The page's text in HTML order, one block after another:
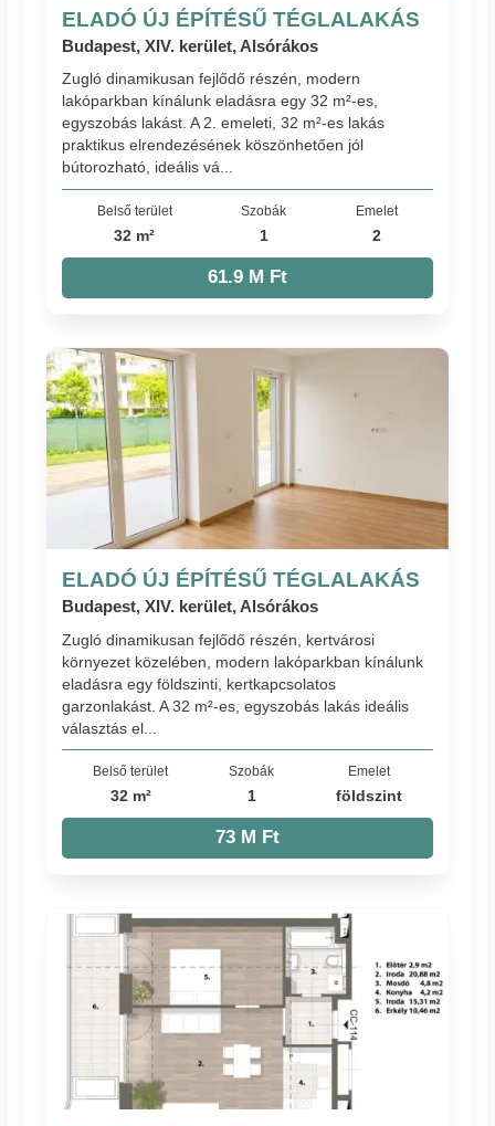
ELADÓ ÚJ ÉPÍTÉSŰ TÉGLALAKÁS
Budapest, XIV. kerület, Alsórákos
Zugló dinamikusan fejlődő részén, modern
lakóparkban kínálunk eladásra egy 32 m²-es,
egyszobás lakást. A 2. emeleti, 32 m²-es lakás
praktikus elrendezésének köszönhetően jól
bútorozható, ideális vá...
Belső terület
32 m²
Szobák
1
Emelet
2
61.9 M Ft
ELADÓ ÚJ ÉPÍTÉSŰ TÉGLALAKÁS
Budapest, XIV. kerület, Alsórákos
Zugló dinamikusan fejlődő részén, kertvárosi
környezet közelében, modern lakóparkban kínálunk
eladásra egy földszinti, kertkapcsolatos
garzonlakást. A 32 m²-es, egyszobás lakás ideális
választás el...
Belső terület
32 m²
Szobák
1
Emelet
földszint
73 M Ft